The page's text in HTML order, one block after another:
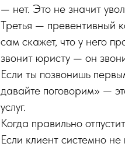
— нет. Это не значит
Третья — превентивный
сам скажет, что у него
звонит юристу — он
Если ты позвонишь
давайте поговорим» —
услуг.
Когда правильно
Если клиент системно